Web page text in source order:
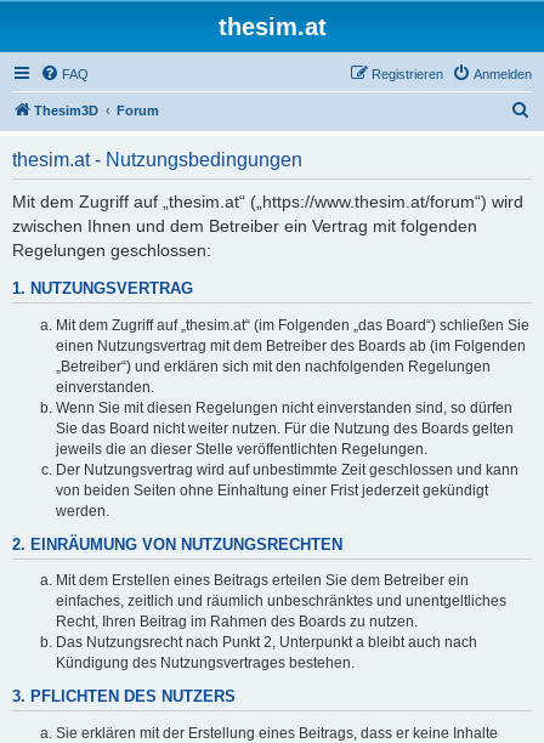
thesim.at
FAQ Anmelden
Registrieren
Thesim3D Forum
thesim.at - Nutzungsbedingungen
Mit dem Zugriff auf „thesim.at“ („https://www.thesim.at/forum“) wird
zwischen Ihnen und dem Betreiber ein Vertrag mit folgenden
Regelungen geschlossen:
1. NUTZUNGSVERTRAG
Mit dem Zugriff auf „thesim.at“ (im Folgenden „das Board“) schließen Sie
einen Nutzungsvertrag mit dem Betreiber des Boards ab (im Folgenden
„Betreiber“) und erklären sich mit den nachfolgenden Regelungen
einverstanden.
Wenn Sie mit diesen Regelungen nicht einverstanden sind, so dürfen
Sie das Board nicht weiter nutzen. Für die Nutzung des Boards gelten
jeweils die an dieser Stelle veröffentlichten Regelungen.
Der Nutzungsvertrag wird auf unbestimmte Zeit geschlossen und kann
von beiden Seiten ohne Einhaltung einer Frist jederzeit gekündigt
werden.
2. EINRÄUMUNG VON NUTZUNGSRECHTEN
Mit dem Erstellen eines Beitrags erteilen Sie dem Betreiber ein
einfaches, zeitlich und räumlich unbeschränktes und unentgeltliches
Recht, Ihren Beitrag im Rahmen des Boards zu nutzen.
Das Nutzungsrecht nach Punkt 2, Unterpunkt a bleibt auch nach
Kündigung des Nutzungsvertrages bestehen.
3. PFLICHTEN DES NUTZERS
Sie erklären mit der Erstellung eines Beitrags, dass er keine Inhalte